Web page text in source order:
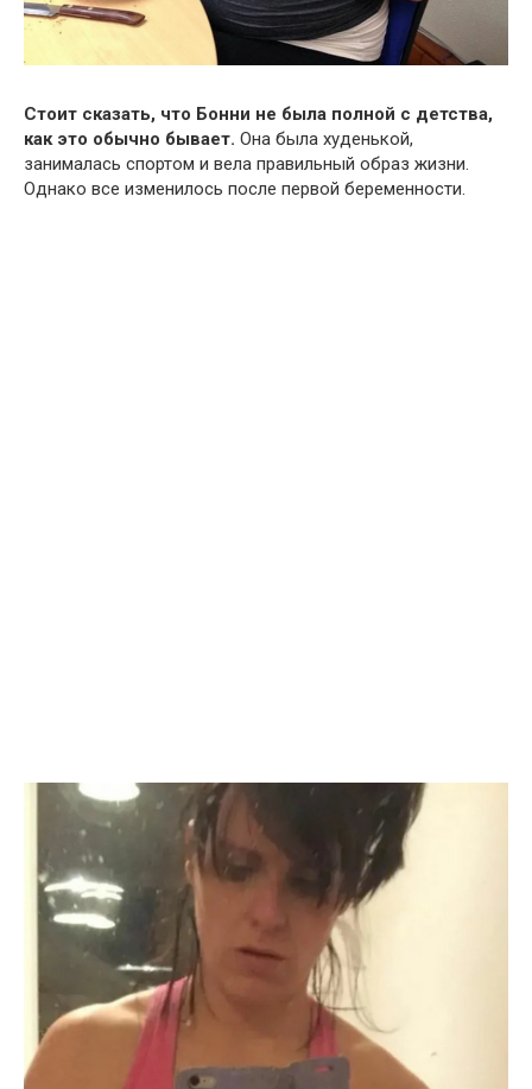
Стоит сказать, что Бонни не была полной с детства,
как это обычно бывает. Она была худенькой,
занималась спортом и вела правильный образ жизни.
Однако все изменилось после первой беременности.